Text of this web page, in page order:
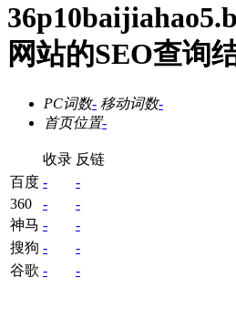
网站的SEO查询
PC词数- 移动词数-
首页位置-
收录 反链
百度 -
-
360
-
-
神马 -
-
搜狗 -
-
谷歌 - -